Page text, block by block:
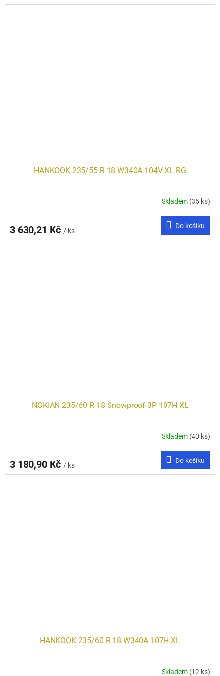
HANKOOK 235/55 R 18 W340A 104V XL RG
Skladem (36 ks)
3 630,21 Kč / ks
Do košíku
NOKIAN 235/60 R 18 Snowproof 3P 107H XL
Skladem (40 ks)
3 180,90 Kč / ks
Do košíku
HANKOOK 235/60 R 18 W340A 107H XL
Skladem (12 ks)